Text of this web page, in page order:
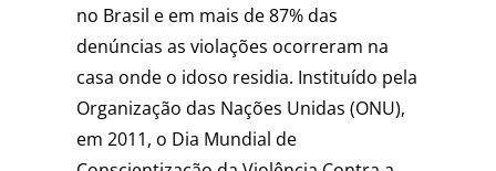
no Brasil e em mais de 87% das
denúncias as violações ocorreram na
casa onde o idoso residia. Instituído pela
Organização das Nações Unidas (ONU),
em 2011, o Dia Mundial de